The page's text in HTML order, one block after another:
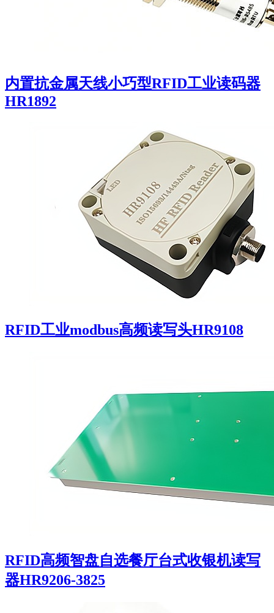
内置抗金属天线小巧型RFID工业读码器
HR1892
RFID工业modbus高频读写头HR9108
RFID高频智盘自选餐厅台式收银机读写
器HR9206-3825